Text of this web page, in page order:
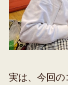
実は、今回